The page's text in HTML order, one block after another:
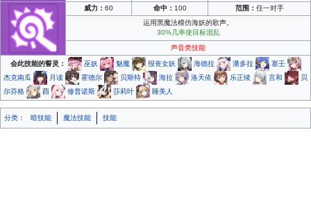
威力： 60 命中： 100 范围： 任一对手
运用黑魔法模仿海妖的歌声。
30%几率使目标混乱
声音类技能
会此技能的誓灵： 巫妖 魅魔 报丧女妖 海德拉 潘多拉
塞壬
杰克南瓜
月读 霍德尔 贝斯特 海拉 洛天依 乐正绫 言和
贝
尔芬格
酉 修普诺斯 莎莉叶 睡美人
分类 ： 暗技能 魔法技能 技能